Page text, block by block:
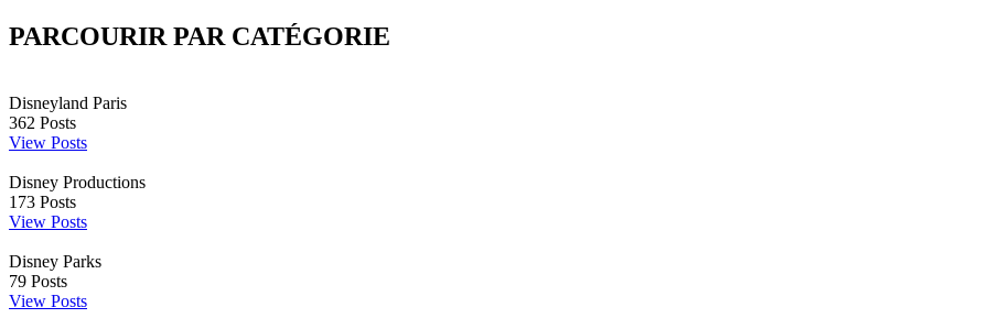
PARCOURIR PAR CATÉGORIE
Disneyland Paris
362 Posts
View Posts
Disney Productions
173 Posts
View Posts
Disney Parks
79 Posts
View Posts